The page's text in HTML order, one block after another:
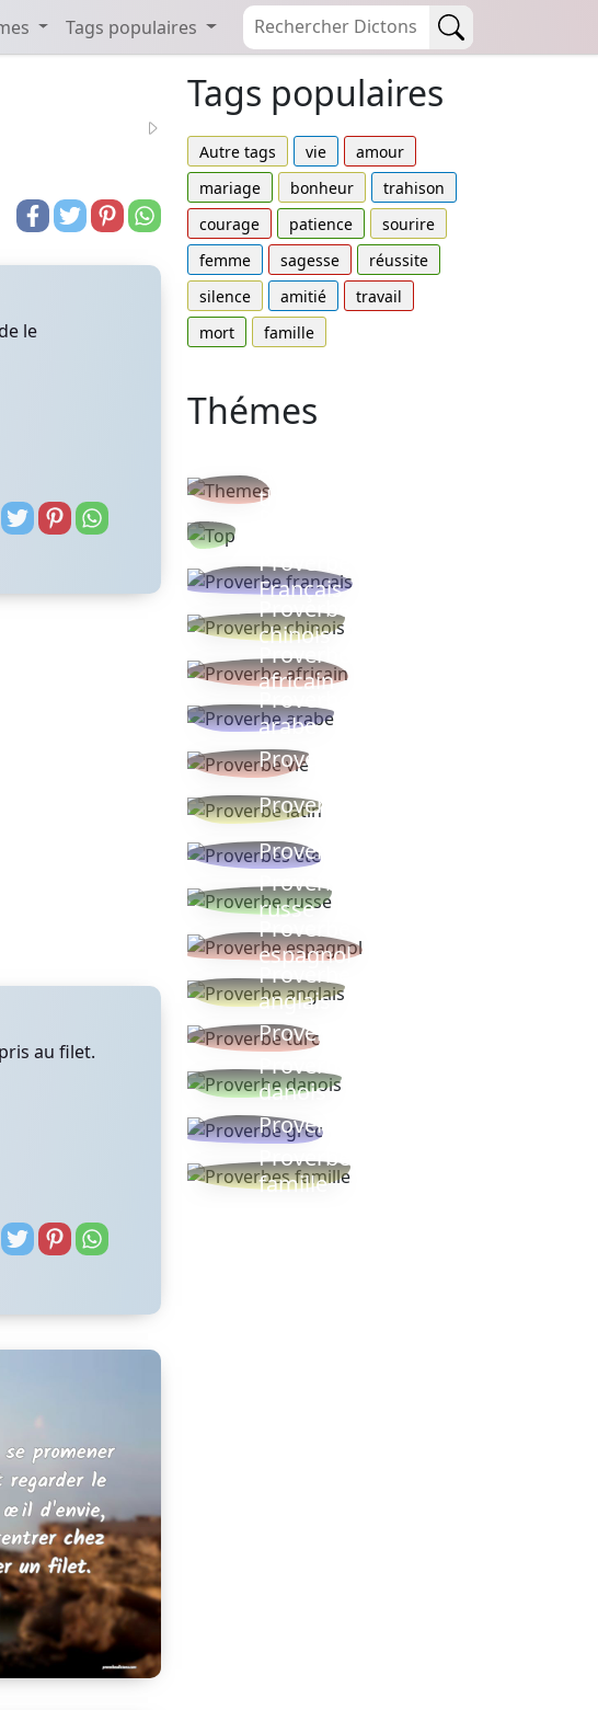
Tags populaires
le
au filet.
Tags populaires
Autre tags vie
amour
mariage
bonheur
trahison
courage
patience
sourire
femme
sagesse
réussite
silence
amitié
travail
mort
famille
Thémes
thèmes
Proverbe
Français
Proverbe
chinois
Proverbe
africain
Proverbe
arabe
Proverbe vie
Proverbe latin
Proverbes ete
Proverbe
russe
Proverbe
espagnol
Proverbe
anglais
Proverbe turc
Proverbe
danois
Proverbe grec
Proverbes
famille